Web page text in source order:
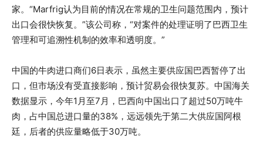
家。“Marfrig认为目前的情况在常规的卫生问题范围内，预计
出口会很快恢复。”该公司称，“对案件的处理证明了巴西卫生
管理和可追溯性机制的效率和透明度。”
中国的牛肉进口商们6日表示，虽然主要供应国巴西暂停了出
口，但市场没有受直接影响，预计贸易会很快复苏。中国海关
数据显示，今年1月至7月，巴西向中国出口了超过50万吨牛
肉，占中国总进口量的38%，远远领先于第二大供应国阿根
廷，后者的供应量略低于30万吨。